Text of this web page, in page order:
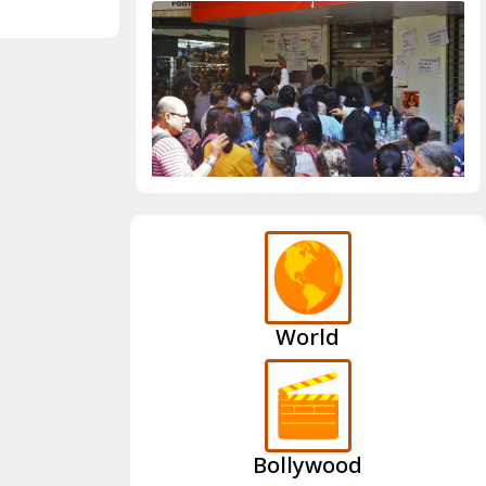
World
Bollywood